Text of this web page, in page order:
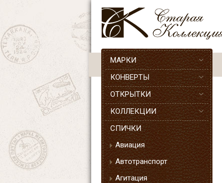
МАРКИ
КОНВЕРТЫ
ОТКРЫТКИ
КОЛЛЕКЦИИ
СПИЧКИ
Авиация
Автотранспорт
Агитация